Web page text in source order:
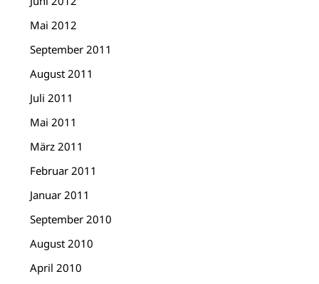
Mai 2012
September 2011
August 2011
Juli 2011
Mai 2011
März 2011
Februar 2011
Januar 2011
September 2010
August 2010
April 2010